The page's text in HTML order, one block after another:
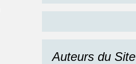
Auteurs du Site